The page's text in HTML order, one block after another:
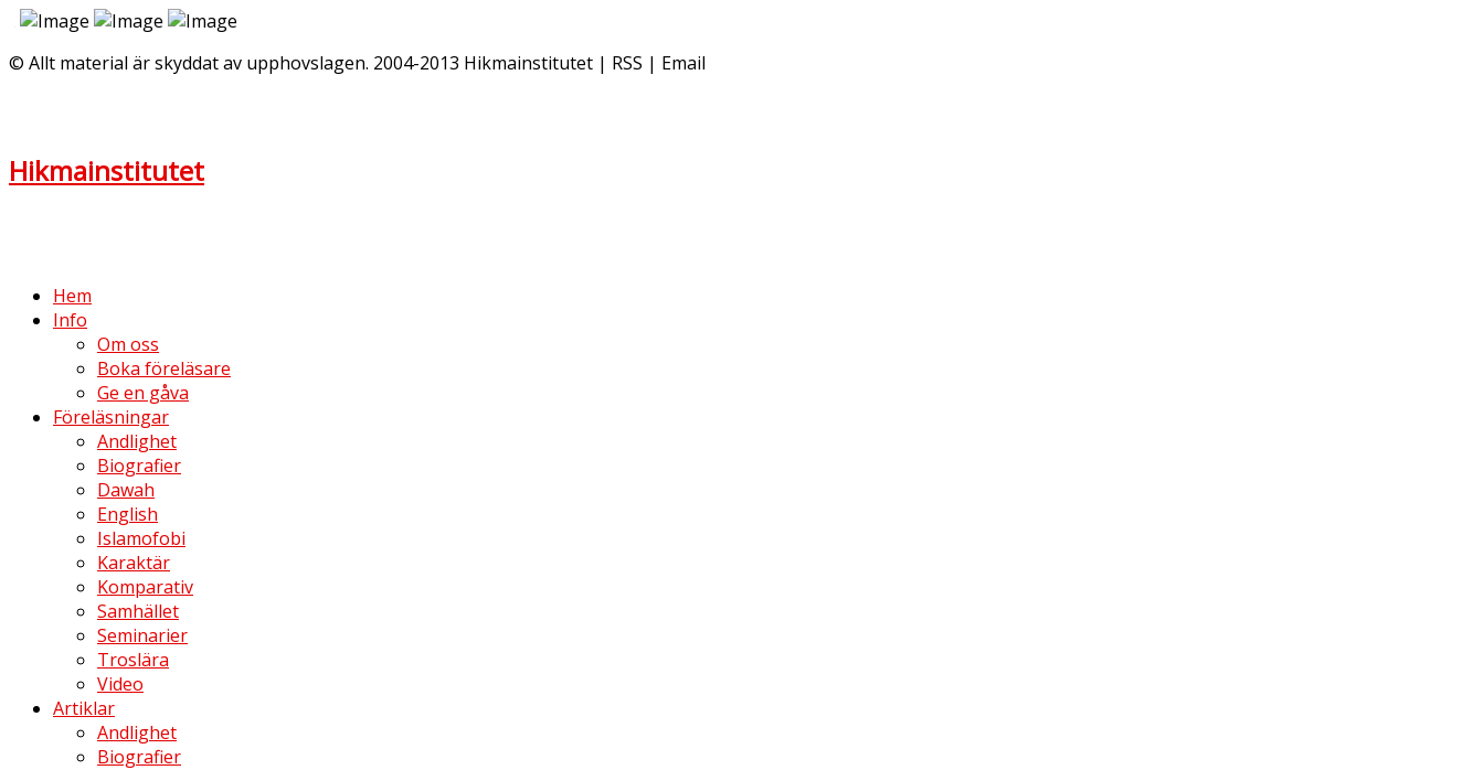
© Allt material är skyddat av upphovslagen. 2004-2013 Hikmainstitutet | RSS | Email
Hikmainstitutet
Hem
Info
Om oss
Boka föreläsare
Ge en gåva
Föreläsningar
Andlighet
Biografier
Dawah
English
Islamofobi
Karaktär
Komparativ
Samhället
Seminarier
Troslära
Video
Artiklar
Andlighet
Biografier